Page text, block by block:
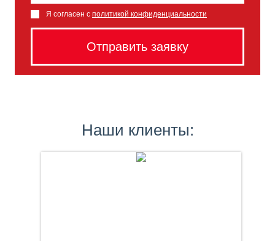
Я согласен с политикой конфиденциальности
Наши клиенты: